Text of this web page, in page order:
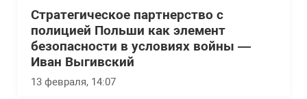
Стратегическое партнерство с
полицией Польши как элемент
безопасности в условиях войны —
Иван Выгивский
13 февраля, 14:07